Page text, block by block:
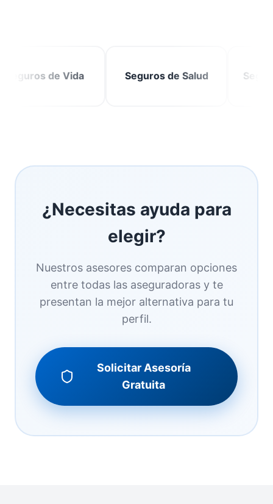
de Vida Seguros de Salud Seguros para
¿Necesitas ayuda para
elegir?
Nuestros asesores comparan opciones
entre todas las aseguradoras y te
presentan la mejor alternativa para tu
perfil.
Solicitar Asesoría
Gratuita